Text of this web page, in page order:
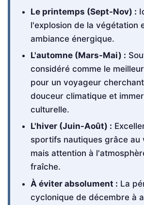
Le printemps (Sept-Nov) :
l'explosion de la végétation
ambiance énergique.
L'automne (Mars-Mai) :
considéré comme le
pour un voyageur
douceur climatique et
culturelle.
L'hiver (Juin-Août) :
sportifs nautiques grâce au
mais attention à
fraîche.
À éviter absolument : La
cyclonique de décembre à